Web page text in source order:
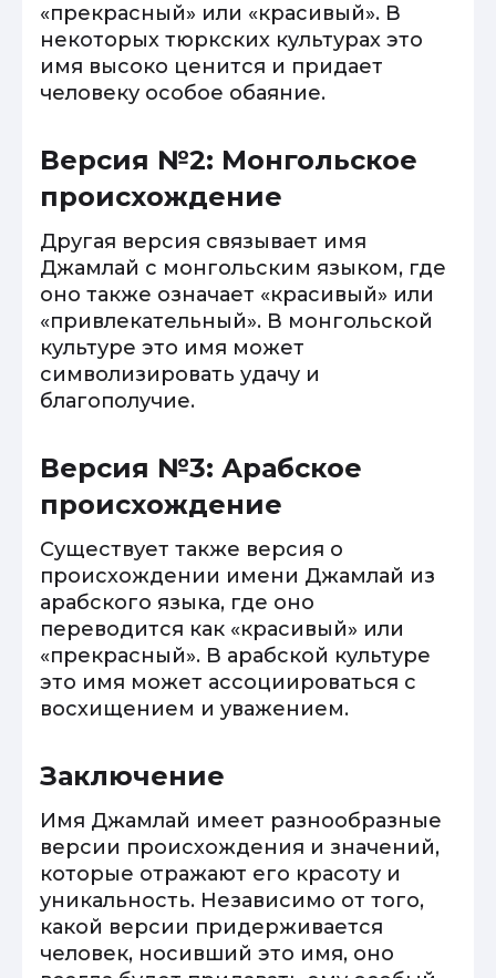
«прекрасный» или «красивый». В
некоторых тюркских культурах это
имя высоко ценится и придает
человеку особое обаяние.
Версия №2: Монгольское
происхождение
Другая версия связывает имя
Джамлай с монгольским языком, где
оно также означает «красивый» или
«привлекательный». В монгольской
культуре это имя может
символизировать удачу и
благополучие.
Версия №3: Арабское
происхождение
Существует также версия о
происхождении имени Джамлай из
арабского языка, где оно
переводится как «красивый» или
«прекрасный». В арабской культуре
это имя может ассоциироваться с
восхищением и уважением.
Заключение
Имя Джамлай имеет разнообразные
версии происхождения и значений,
которые отражают его красоту и
уникальность. Независимо от того,
какой версии придерживается
человек, носивший это имя, оно